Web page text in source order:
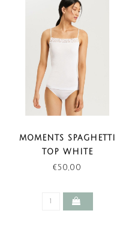
MOMENTS SPAGHETTI
TOP WHITE
€50,00